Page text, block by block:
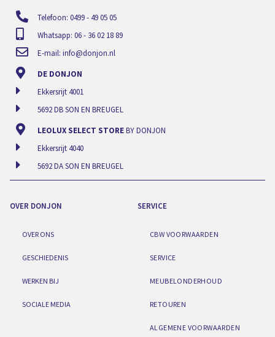
Telefoon: 0499 - 49 05 05
Whatsapp: 06 - 36 02 18 89
E-mail: info@donjon.nl
DE DONJON
Ekkersrijt 4001
5692 DB SON EN BREUGEL
LEOLUX SELECT STOREBY DONJON
Ekkersrijt 4040
5692 DA SON EN BREUGEL
OVER DONJON
OVER ONS
GESCHIEDENIS
WERKEN BIJ
SOCIALE MEDIA
SERVICE
CBW VOORWAARDEN
SERVICE
MEUBELONDERHOUD
RETOUREN
ALGEMENE VOORWAARDEN